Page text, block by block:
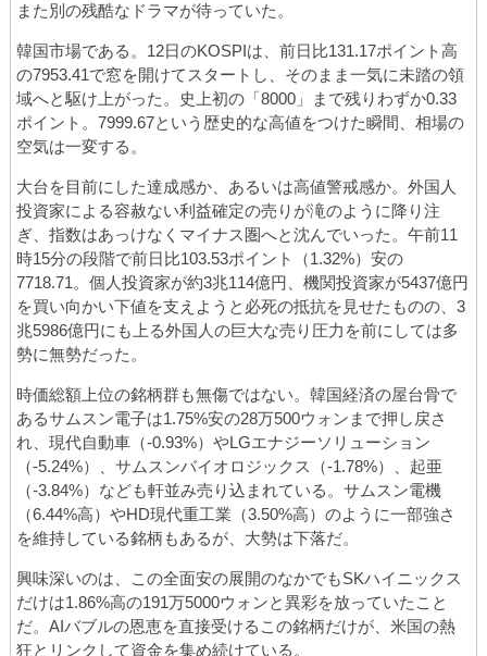
また別の残酷なドラマが待っていた。
韓国市場である。12日のKOSPIは、前日比131.17ポイント高
の7953.41で窓を開けてスタートし、そのまま一気に未踏の領
域へと駆け上がった。史上初の「8000」まで残りわずか0.33
ポイント。7999.67という歴史的な高値をつけた瞬間、相場の
空気は一変する。
大台を目前にした達成感か、あるいは高値警戒感か。外国人
投資家による容赦ない利益確定の売りが滝のように降り注
ぎ、指数はあっけなくマイナス圏へと沈んでいった。午前11
時15分の段階で前日比103.53ポイント（1.32%）安の
7718.71。個人投資家が約3兆114億円、機関投資家が5437億円
を買い向かい下値を支えようと必死の抵抗を見せたものの、3
兆5986億円にも上る外国人の巨大な売り圧力を前にしては多
勢に無勢だった。
時価総額上位の銘柄群も無傷ではない。韓国経済の屋台骨で
あるサムスン電子は1.75%安の28万500ウォンまで押し戻さ
れ、現代自動車（-0.93%）やLGエナジーソリューション
（-5.24%）、サムスンバイオロジックス（-1.78%）、起亜
（-3.84%）なども軒並み売り込まれている。サムスン電機
（6.44%高）やHD現代重工業（3.50%高）のように一部強さ
を維持している銘柄もあるが、大勢は下落だ。
興味深いのは、この全面安の展開のなかでもSKハイニックス
だけは1.86%高の191万5000ウォンと異彩を放っていたこと
だ。AIバブルの恩恵を直接受けるこの銘柄だけが、米国の熱
狂とリンクして資金を集め続けている。